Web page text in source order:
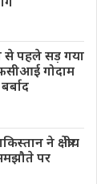
से पहले सड़ गया
गोदाम
ने क्षेत्रीय
पर